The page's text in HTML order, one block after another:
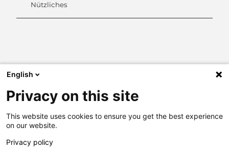
Nützliches
d
I
English
Privacy on this site
This website uses cookies to ensure you get the best experience
on our website.
Privacy policy